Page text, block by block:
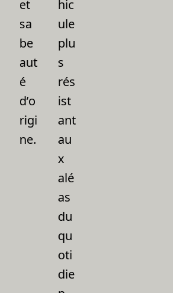
et
sa
be
aut
é
d’o
rigi
ne.
hic
ule
plu
s
rés
ist
ant
au
x
alé
as
du
qu
oti
die